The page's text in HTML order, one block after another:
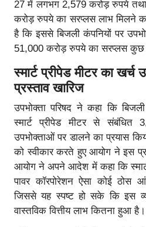
27 में लगभग 2,579 करोड़ रुपये
करोड़ रुपये का सरप्लस लाभ मिलने
है कि इससे बिजली कंपनियों पर
51,000 करोड़ रुपये का सरप्लस कुछ
स्मार्ट प्रीपेड मीटर का
प्रस्ताव खारिज
उपभोक्ता परिषद ने कहा कि
स्मार्ट प्रीपेड मीटर से
उपभोक्ताओं पर डालने का प्रयास
को स्वीकार करते हुए आयोग ने इस
आयोग ने अपने आदेश में कहा कि
पावर कॉरपोरेशन ऐसा कोई
जिससे यह स्पष्ट हो सके कि इस
वास्तविक वित्तीय लाभ कितना हुआ है।